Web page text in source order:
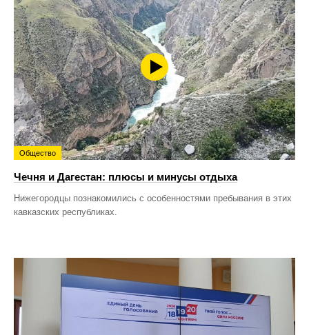
Общество
Чечня и Дагестан: плюсы и минусы отдыха
Нижегородцы познакомились с особенностями пребывания в этих
кавказских республиках.